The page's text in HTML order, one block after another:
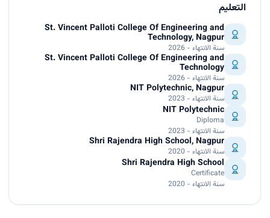
التعليم
St. Vincent Palloti College Of Engineering and
Technology, Nagpur
سنة الانتهاء - 2026
St. Vincent Palloti College Of Engineering and
Technology
سنة الانتهاء - 2026
NIT Polytechnic, Nagpur
سنة الانتهاء - 2023
NIT Polytechnic
Diploma
سنة الانتهاء - 2023
Shri Rajendra High School, Nagpur
سنة الانتهاء - 2020
Shri Rajendra High School
Certificate
سنة الانتهاء - 2020